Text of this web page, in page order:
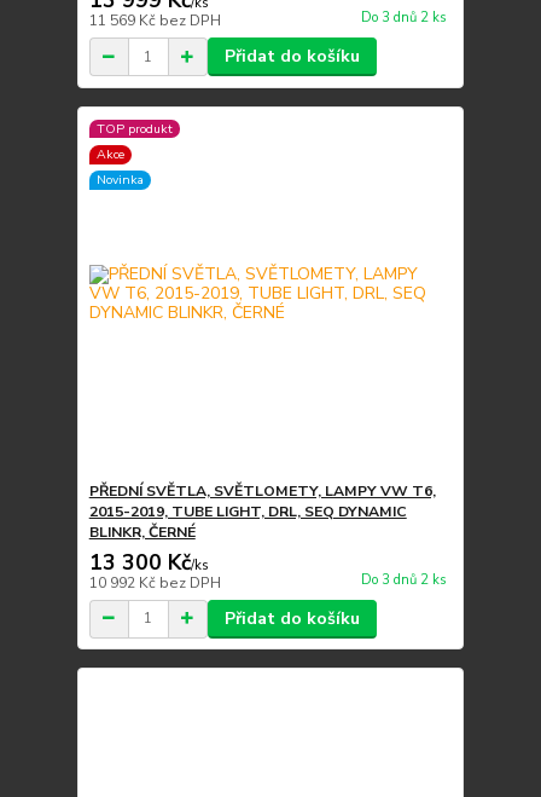
11 569 Kč bez DPH Do 3 dnů 2 ks
Přidat do košíku
TOP produkt
Akce
Novinka
PŘEDNÍ SVĚTLA, SVĚTLOMETY, LAMPY VW T6,
2015-2019, TUBE LIGHT, DRL, SEQ DYNAMIC
BLINKR, ČERNÉ
13 300 Kč/ks
10 992 Kč bez DPH Do 3 dnů 2 ks
Přidat do košíku